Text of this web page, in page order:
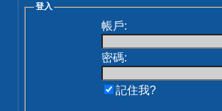
登入
帳戶:
密碼:
記住我?